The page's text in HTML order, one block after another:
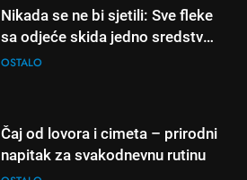
koje svi imamo u kući
OSTALO
OSTALO